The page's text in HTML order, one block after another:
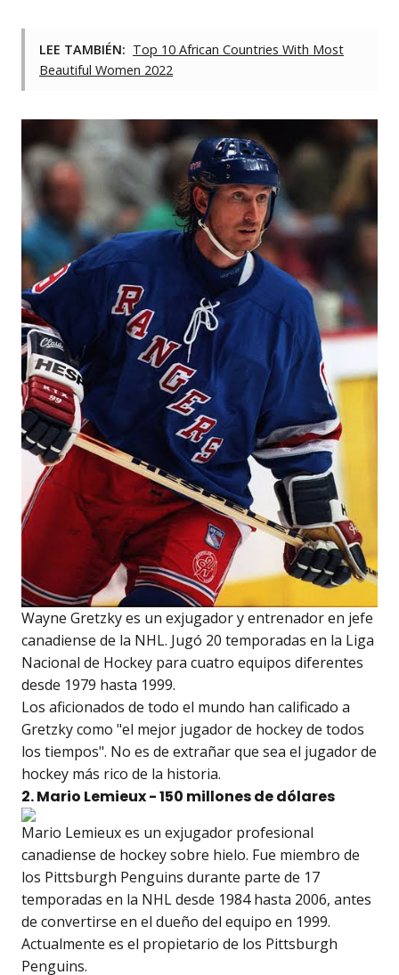
LEE TAMBIÉN: Top 10 African Countries With Most
Beautiful Women 2022
Wayne Gretzky es un exjugador y entrenador en jefe
canadiense de la NHL. Jugó 20 temporadas en la Liga
Nacional de Hockey para cuatro equipos diferentes
desde 1979 hasta 1999.
Los aficionados de todo el mundo han calificado a
Gretzky como "el mejor jugador de hockey de todos
los tiempos". No es de extrañar que sea el jugador de
hockey más rico de la historia.
2. Mario Lemieux - 150 millones de dólares
Mario Lemieux es un exjugador profesional
canadiense de hockey sobre hielo. Fue miembro de
los Pittsburgh Penguins durante parte de 17
temporadas en la NHL desde 1984 hasta 2006, antes
de convertirse en el dueño del equipo en 1999.
Actualmente es el propietario de los Pittsburgh
Penguins.